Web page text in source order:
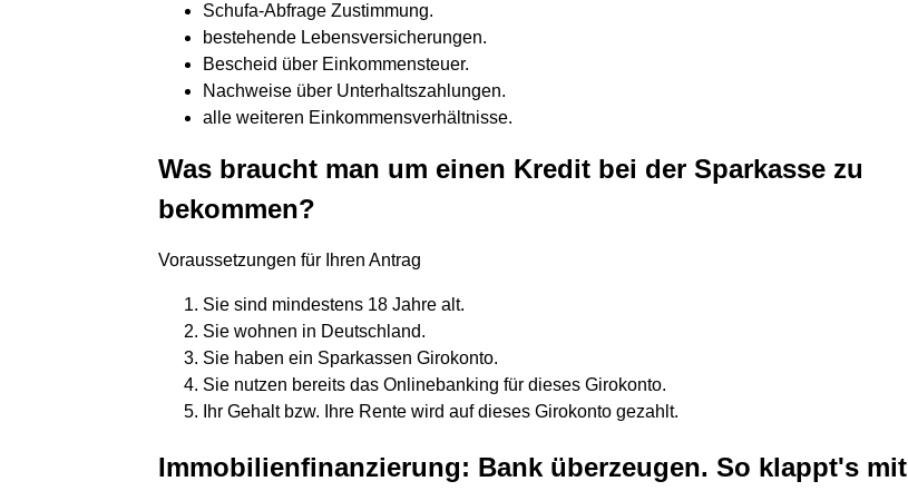
Schufa-Abfrage Zustimmung.
bestehende Lebensversicherungen.
Bescheid über Einkommensteuer.
Nachweise über Unterhaltszahlungen.
alle weiteren Einkommensverhältnisse.
Was braucht man um einen Kredit bei der Sparkasse zu
bekommen?
Voraussetzungen für Ihren Antrag
Sie sind mindestens 18 Jahre alt.
Sie wohnen in Deutschland.
Sie haben ein Sparkassen Girokonto.
Sie nutzen bereits das Onlinebanking für dieses Girokonto.
Ihr Gehalt bzw. Ihre Rente wird auf dieses Girokonto gezahlt.
Immobilienfinanzierung: Bank überzeugen. So klappt's mit